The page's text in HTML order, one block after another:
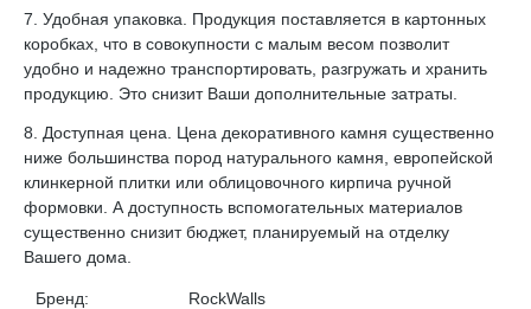
7. Удобная упаковка. Продукция поставляется в картонных
коробках, что в совокупности с малым весом позволит
удобно и надежно транспортировать, разгружать и хранить
продукцию. Это снизит Ваши дополнительные затраты.
8. Доступная цена. Цена декоративного камня существенно
ниже большинства пород натурального камня, европейской
клинкерной плитки или облицовочного кирпича ручной
формовки. А доступность вспомогательных материалов
существенно снизит бюджет, планируемый на отделку
Вашего дома.
Бренд: RockWalls